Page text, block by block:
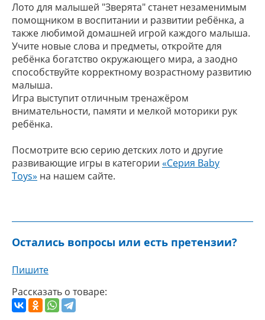
Лото для малышей "Зверята" станет незаменимым
помощником в воспитании и развитии ребёнка, а
также любимой домашней игрой каждого малыша.
Учите новые слова и предметы, откройте для
ребёнка богатство окружающего мира, а заодно
способствуйте корректному возрастному развитию
малыша.
Игра выступит отличным тренажёром
внимательности, памяти и мелкой моторики рук
ребёнка.
Посмотрите всю серию детских лото и другие
развивающие игры в категории «Серия Baby
Toys» на нашем сайте.
Остались вопросы или есть претензии?
Пишите
Рассказать о товаре: